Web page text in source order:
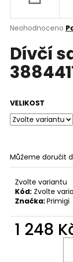
Průměrné
produktu
je
0,0
z
Neohodnoceno
Dívčí
VELIKOST
Můžeme doručit
Zvolte variantu
Kód: Zvolte
Značka:Primigi
1 248
j
t
?
D
o
p
o
u
č